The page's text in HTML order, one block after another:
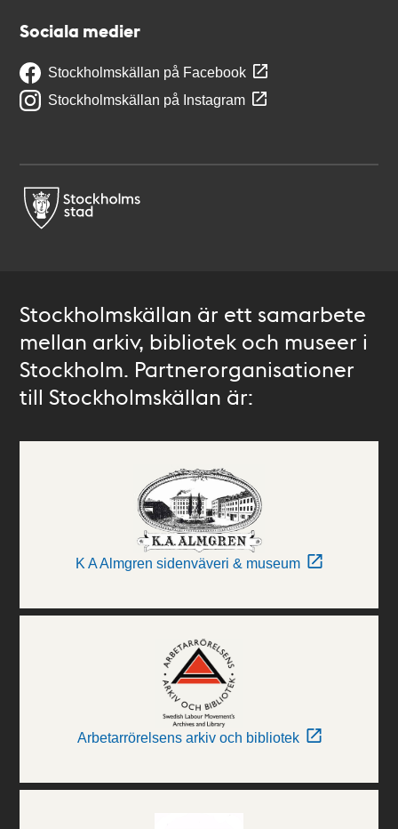
Sociala medier
Stockholmskällan på Facebook
Stockholmskällan på Instagram
Stockholmskällan är ett samarbete
mellan arkiv, bibliotek och museer i
Stockholm. Partnerorganisationer
till Stockholmskällan är:
K A Almgren sidenväveri & museum
Arbetarrörelsens arkiv och bibliotek